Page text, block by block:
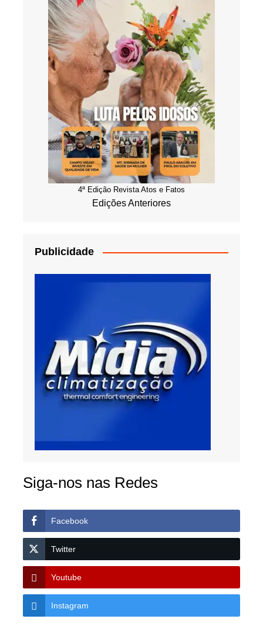
4ª Edição Revista Atos e Fatos
Edições Anteriores
Publicidade
Siga-nos nas Redes
Facebook
Twitter
Youtube
Instagram